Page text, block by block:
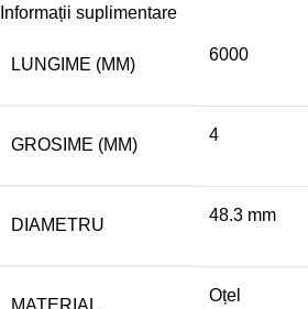
Informații suplimentare
LUNGIME (MM)
6000
GROSIME (MM)
4
DIAMETRU
48.3 mm
MATERIAL
Oțel